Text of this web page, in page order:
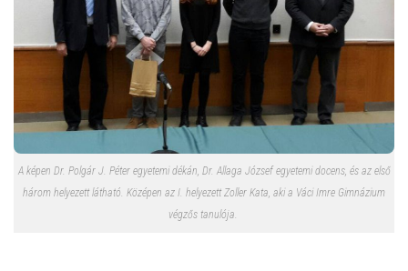
A képen Dr. Polgár J. Péter egyetemi dékán, Dr. Allaga József egyetemi docens, és az első
három helyezett látható. Középen az I. helyezett Zoller Kata, aki a Váci Imre Gimnázium
végzős tanulója.